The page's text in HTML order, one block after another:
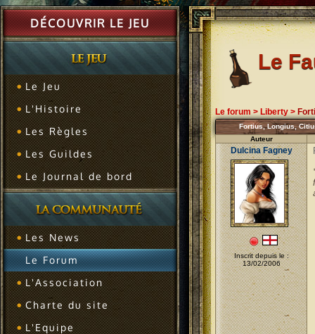
DÉCOUVRIR LE JEU
Le Jeu
L'Histoire
Les Règles
Les Guildes
Le Journal de bord
Les News
Le Forum
L'Association
Charte du site
L'Equipe
Le
Le forum > Liberty>
Fortius, Longius,
Auteur
Dulcina Fagney
Inscrit depuis le :
13/02/2006